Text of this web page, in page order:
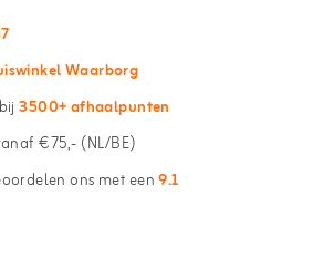
Waarborg
3500+ afhaalpunten
€75,- (NL/BE)
ons met een9.1